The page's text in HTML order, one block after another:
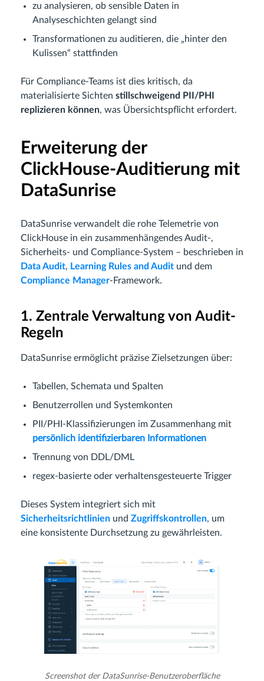
zu analysieren, ob sensible Daten in
Analyseschichten gelangt sind
Transformationen zu auditieren, die „hinter den
Kulissen“ stattfinden
Für Compliance-Teams ist dies kritisch, da
materialisierte Sichten stillschweigend PII/PHI
replizieren können, was Übersichtspflicht erfordert.
Erweiterung der
ClickHouse-Auditierung mit
DataSunrise
DataSunrise verwandelt die rohe Telemetrie von
ClickHouse in ein zusammenhängendes Audit-,
Sicherheits- und Compliance-System – beschrieben in
Data Audit, Learning Rules and Audit und dem
Compliance Manager-Framework.
1. Zentrale Verwaltung von Audit-
Regeln
DataSunrise ermöglicht präzise Zielsetzungen über:
Tabellen, Schemata und Spalten
Benutzerrollen und Systemkonten
PII/PHI-Klassifizierungen im Zusammenhang mit
persönlich identifizierbaren Informationen
Trennung von DDL/DML
regex-basierte oder verhaltensgesteuerte Trigger
Dieses System integriert sich mit
Sicherheitsrichtlinien und Zugriffskontrollen, um
eine konsistente Durchsetzung zu gewährleisten.
Screenshot der DataSunrise-Benutzeroberfläche